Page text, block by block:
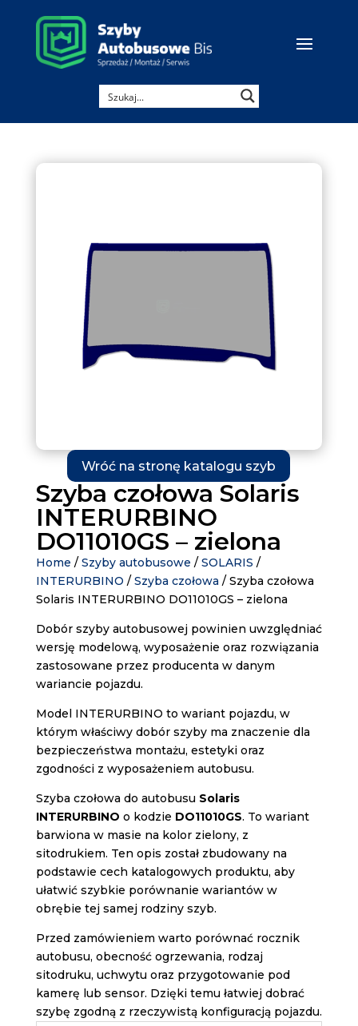
Wróć na stronę katalogu szyb
Szyba czołowa Solaris
INTERURBINO
DO11010GS – zielona
Home / Szyby autobusowe / SOLARIS /
INTERURBINO / Szyba czołowa / Szyba czołowa
Solaris INTERURBINO DO11010GS – zielona
Dobór szyby autobusowej powinien uwzględniać
wersję modelową, wyposażenie oraz rozwiązania
zastosowane przez producenta w danym
wariancie pojazdu.
Model INTERURBINO to wariant pojazdu, w
którym właściwy dobór szyby ma znaczenie dla
bezpieczeństwa montażu, estetyki oraz
zgodności z wyposażeniem autobusu.
Szyba czołowa do autobusu Solaris
INTERURBINO o kodzie DO11010GS. To wariant
barwiona w masie na kolor zielony, z
sitodrukiem. Ten opis został zbudowany na
podstawie cech katalogowych produktu, aby
ułatwić szybkie porównanie wariantów w
obrębie tej samej rodziny szyb.
Przed zamówieniem warto porównać rocznik
autobusu, obecność ogrzewania, rodzaj
sitodruku, uchwytu oraz przygotowanie pod
kamerę lub sensor. Dzięki temu łatwiej dobrać
szybę zgodną z rzeczywistą konfiguracją pojazdu.